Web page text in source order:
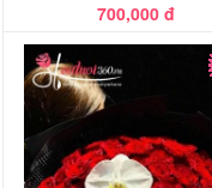
700,000 đ